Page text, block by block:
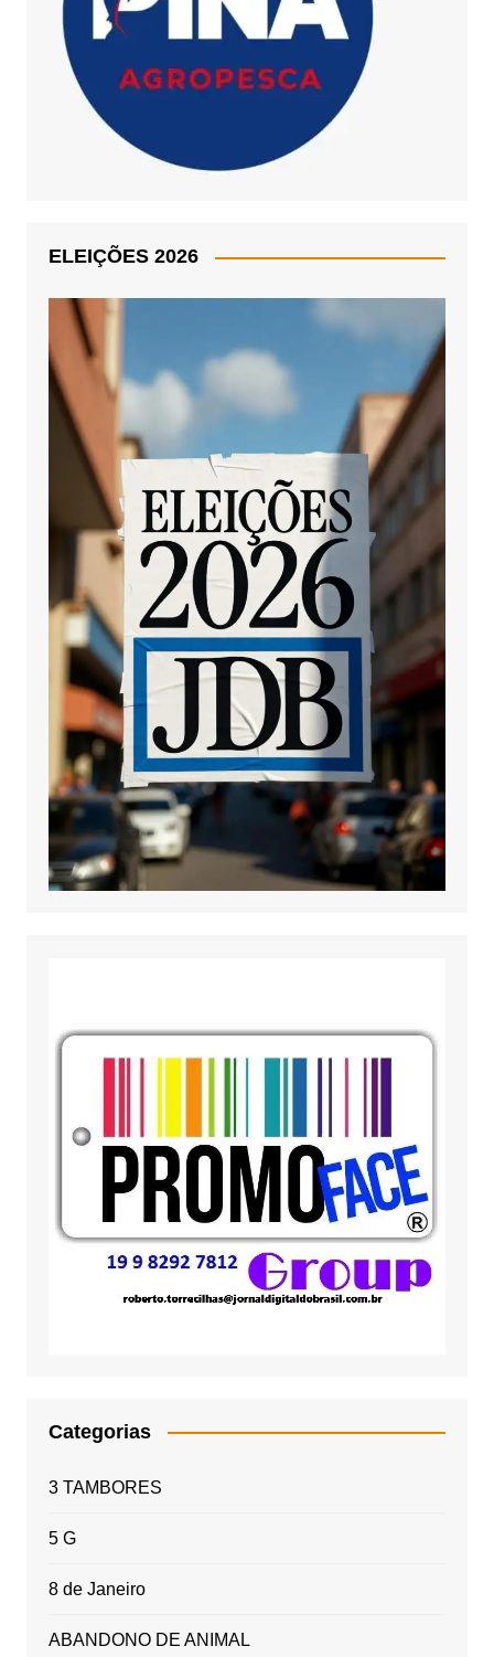
ELEIÇÕES 2026
Categorias
3 TAMBORES
5 G
8 de Janeiro
ABANDONO DE ANIMAL